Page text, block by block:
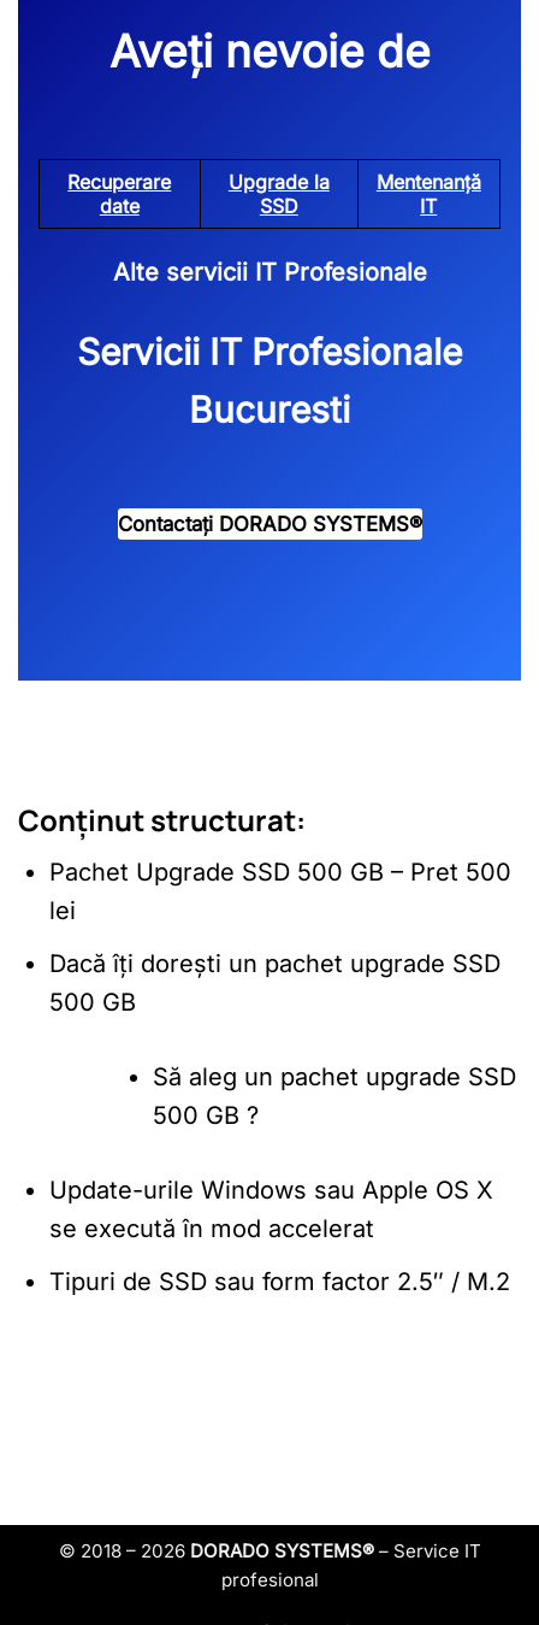
Aveți nevoie de
Recuperare
date
Upgrade la
SSD
Mentenanță
IT
Alte servicii IT Profesionale
Servicii IT Profesionale
Bucuresti
Contactați DORADO SYSTEMS®️
Conținut structurat:
Pachet Upgrade SSD 500 GB – Pret 500
lei
Dacă îți dorești un pachet upgrade SSD
500 GB
Să aleg un pachet upgrade SSD
500 GB ?
Update-urile Windows sau Apple OS X
se execută în mod accelerat
Tipuri de SSD sau form factor 2.5″ / M.2
© 2018 – 2026 DORADO SYSTEMS®– Service IT
profesional